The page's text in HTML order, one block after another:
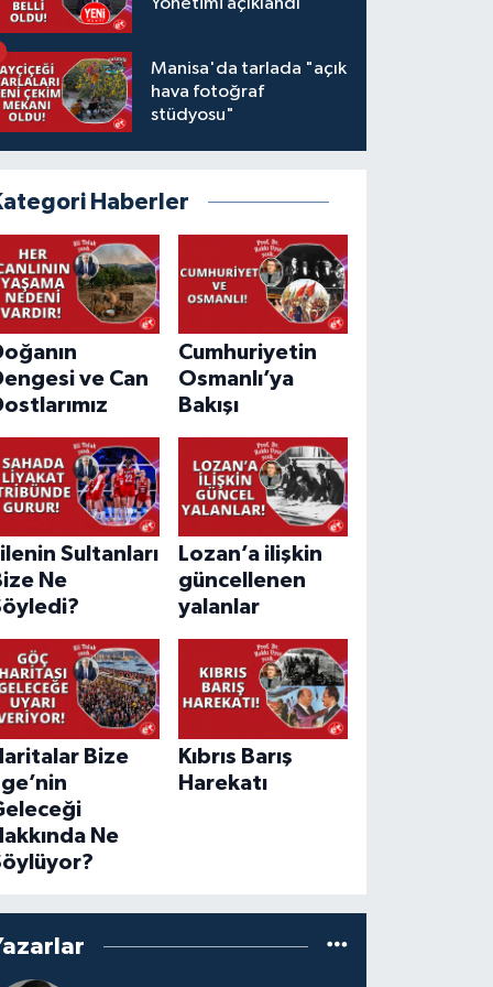
Yönetimi açıklandı
Manisa'da tarlada "açık
hava fotoğraf
stüdyosu"
Haberler
ve Can
Cumhuriyetin
Osmanlı’ya
Bakışı
Sultanları
Ne
Lozan’a ilişkin
güncellenen
yalanlar
Bize
Ne
Kıbrıs Barış
Harekatı